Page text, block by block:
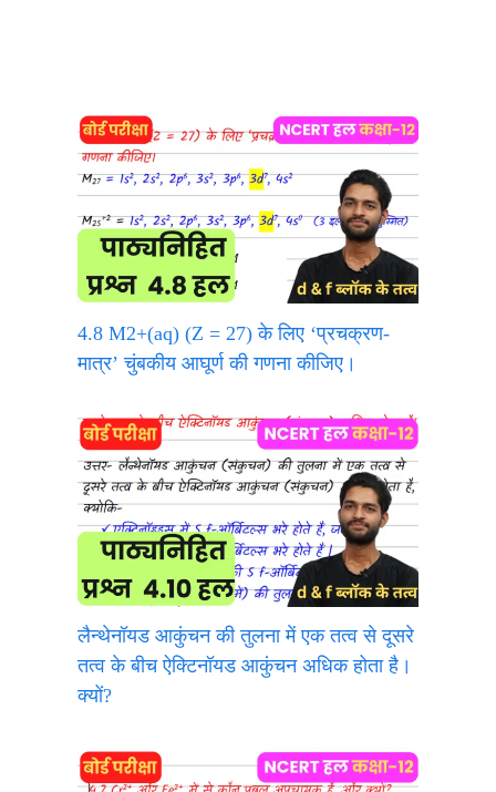
4.8 M2+(aq) (Z = 27) के लिए ‘प्रचक्रण-
मात्र’ चुंबकीय आघूर्ण की गणना कीजिए।
लैन्थेनॉयड आकुंचन की तुलना में एक तत्व से दूसरे
तत्व के बीच ऐक्टिनॉयड आकुंचन अधिक होता है।
क्यों?